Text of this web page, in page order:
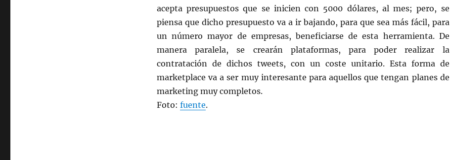
acepta presupuestos que se inicien con 5000 dólares, al mes; pero, se
piensa que dicho presupuesto va a ir bajando, para que sea más fácil, para
un número mayor de empresas, beneficiarse de esta herramienta. De
manera paralela, se crearán plataformas, para poder realizar la
contratación de dichos tweets, con un coste unitario. Esta forma de
marketplace va a ser muy interesante para aquellos que tengan planes de
marketing muy completos.
Foto: fuente.